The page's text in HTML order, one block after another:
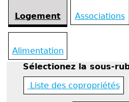
Logement Associations
Alimentation
Sélectionez la sous-
Liste des copropriétés